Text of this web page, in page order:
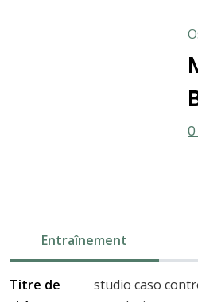
Entraînement
Titre de
studio caso